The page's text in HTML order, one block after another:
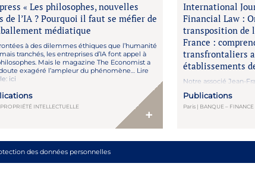
« Les philosophes, nouvelles
de l’IA ? Pourquoi il faut se méfier de
médiatique
à des dilemmes éthiques que l’humanité
tranchés, les entreprises d’IA font appel à
Mais le magazine The Economist a
exagéré l’ampleur du phénomène… Lire
ici
INTELLECTUELLE
+
International
Financial Law :
transposition de
France :
transfrontaliers
établissements
Notre associé Jean-
International Banking
examinant comment
la directive CRD VI
prêts transfrontaliers
de pays tiers.
du 8 avril […]
Publications
Paris | BANQUE –
des données personnelles